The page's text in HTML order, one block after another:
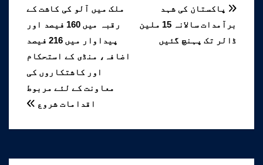
پوسٹوں
کی
ملک میں آلو کی کاشت کے
رقبہ میں 160 فیصد اور
پیداوار میں 216 فیصد
اضافہ، منڈی کے استحکام
اور کاشتکاروں کی
معاونت کے لئے مربوط
اقدامات شروع
پاکستان کی شہد
برآمدات سالانہ 15 ملین
ڈالر تک پہنچ گئیں